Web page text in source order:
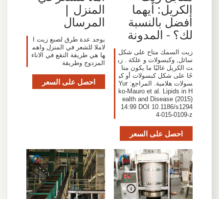
الكريل: أيهما
أفضل بالنسبة
لك؟ - المدونة
زيت السمك متاح على شكل
سائل, وكبسولات و علكة . زي
ت الكريل غالبًا ما يكون متا
حًا على شكل كبسولات أو كب
سولات هلامية. المراجع: Yur
ko-Mauro et al. Lipids in H
ealth and Disease (2015)
14:99 DOI 10.1186/s1294
4-015-0109-z
احصل على السعر
المنزل |
المرسال
يوجد عدة طرق لصنع زيت ا
لاملا للشعر في المنزل واهم
ها هي طريقة النقع في الاناء
المزدوج وطريقة
احصل على السعر